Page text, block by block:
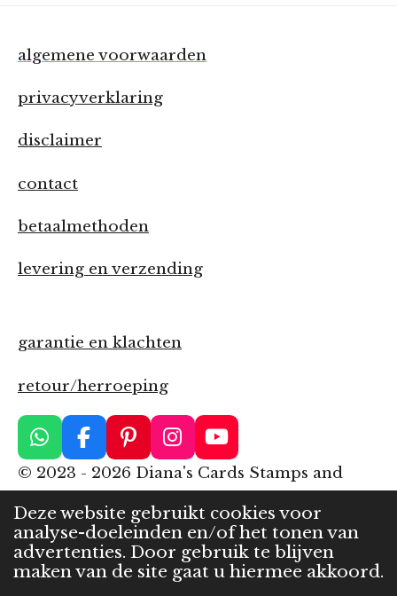
Deze website gebruikt cookies voor
analyse-doeleinden en/of het tonen van
advertenties. Door gebruik te blijven
maken van de site gaat u hiermee akkoord.
algemene voorwaarden
privacyverklaring
disclaimer
contact
betaalmethoden
levering en verzending
garantie en klachten
retour/herroeping
W
h
a
s
A
p
p
F
a
e
b
o
o
k
P
i
n
e
r
e
s
I
n
s
a
g
r
a
Y
o
u
u
b
e
© 2023 - 2026 Diana's Cards Stamps and
Powered byJouwWeb